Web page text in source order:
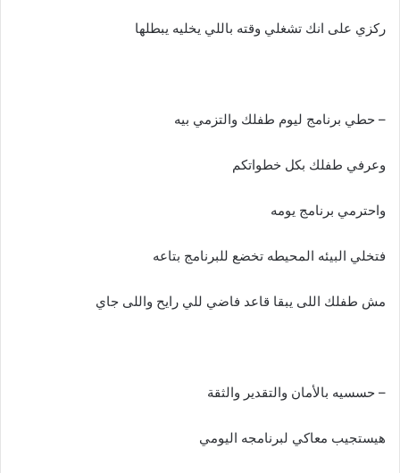
ركزي على انك تشغلي وقته باللي يخليه يبطلها
– حطي برنامج ليوم طفلك والتزمي بيه
وعرفي طفلك بكل خطواتكم
واحترمي برنامج يومه
فتخلي البيئه المحيطه تخضع للبرنامج بتاعه
مش طفلك اللى يبقا قاعد فاضي للي رايح واللى جاي
– حسسيه بالأمان والتقدير والثقة
هيستجيب معاكي لبرنامجه اليومي